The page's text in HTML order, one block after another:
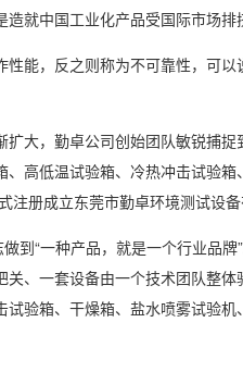
就中国工业化产品受国际市场排
能，反之则称为不可靠性，可以
，勤卓公司创始团队敏锐捕捉
、高低温试验箱、冷热冲击试验箱
册成立东莞市勤卓环境测试设备
“一种产品，就是一个行业品牌
、一套设备由一个技术团队整
验箱、干燥箱、盐水喷雾试验机